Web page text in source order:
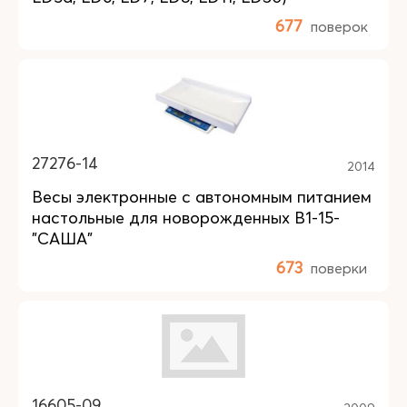
677 поверок
27276-14 2014
Весы электронные с автономным питанием
настольные для новорожденных В1-15-
"САША"
673 поверки